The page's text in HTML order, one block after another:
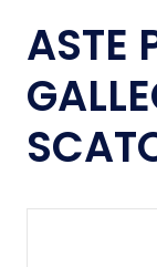
Prodotti
News
ASTE